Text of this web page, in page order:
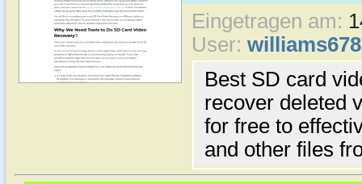
Eingetragen am:
User: williams678
Best SD card
recover deleted
for free to
and other files